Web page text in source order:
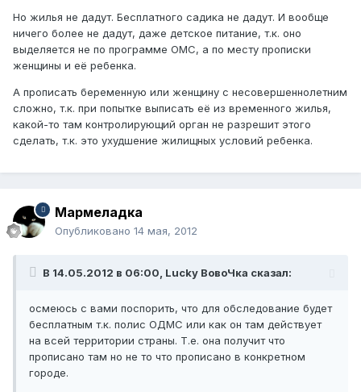
Но жилья не дадут. Бесплатного садика не дадут. И вообще
ничего более не дадут, даже детское питание, т.к. оно
выделяется не по программе ОМС, а по месту прописки
женщины и её ребенка.
А прописать беременную или женщину с несовершеннолетним
сложно, т.к. при попытке выписать её из временного жилья,
какой-то там контролирующий орган не разрешит этого
сделать, т.к. это ухудшение жилищных условий ребенка.
Мармеладка
Опубликовано 14 мая, 2012
В 14.05.2012 в 06:00, Lucky ВовоЧка сказал:
осмеюсь с вами поспорить, что для обследование будет
бесплатным т.к. полис ОДМС или как он там действует
на всей территории страны. Т.е. она получит что
прописано там но не то что прописано в конкретном
городе.